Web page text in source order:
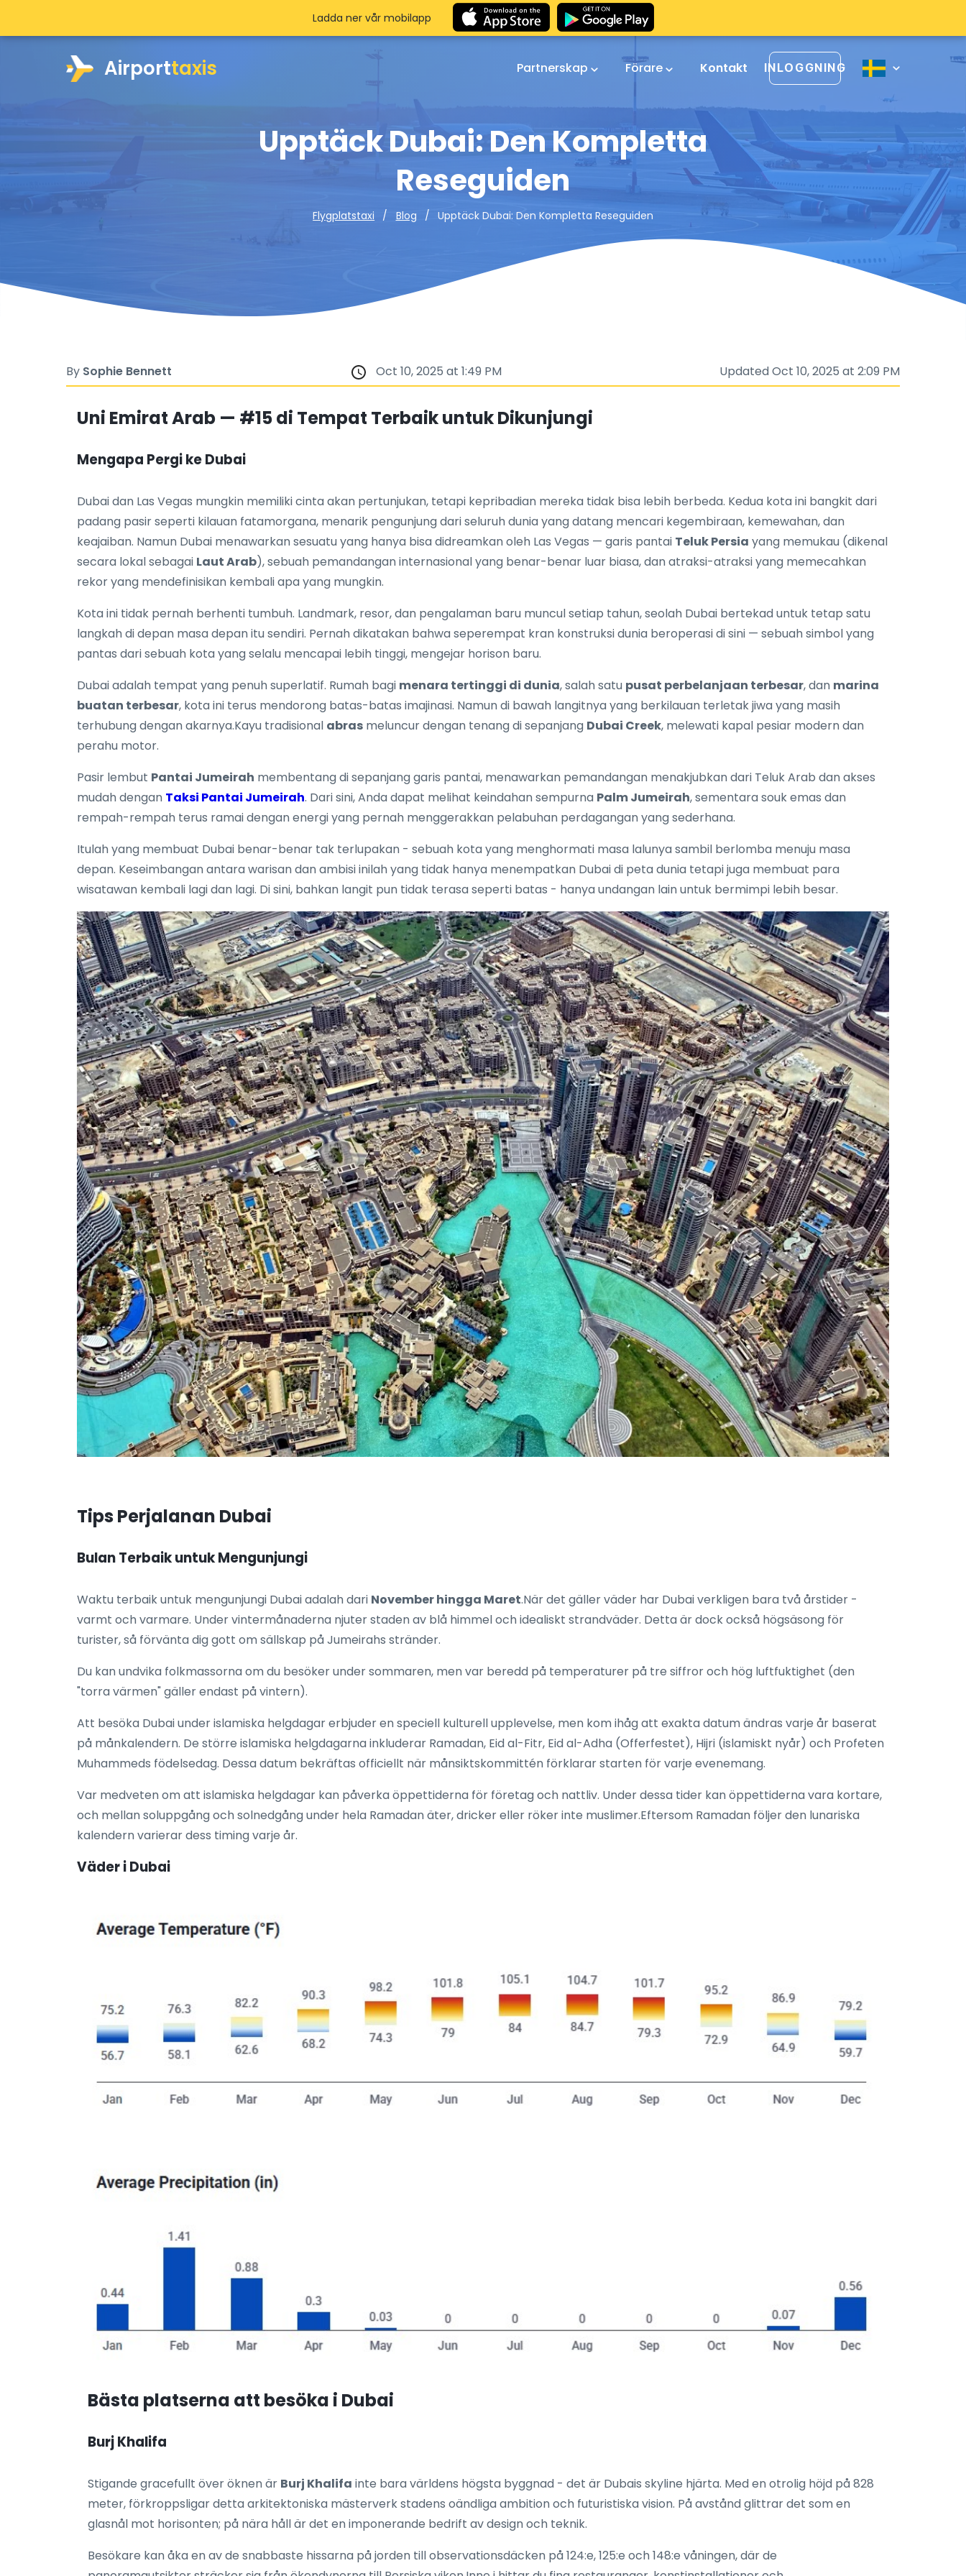
Airporttaxis Partnerskap Förare Kontakt INLOGGNING
Upptäck Dubai: Den Kompletta
Reseguiden
Flygplatstaxi Blog Upptäck Dubai: Den Kompletta Reseguiden
Ladda ner vår mobilapp
By Sophie Bennett Oct 10, 2025 at 1:49 PM Updated Oct 10, 2025 at 2:09 PM
Uni Emirat Arab — #15 di Tempat Terbaik untuk Dikunjungi
Mengapa Pergi ke Dubai
Dubai dan Las Vegas mungkin memiliki cinta akan pertunjukan, tetapi kepribadian mereka tidak bisa lebih berbeda. Kedua kota ini bangkit dari
padang pasir seperti kilauan fatamorgana, menarik pengunjung dari seluruh dunia yang datang mencari kegembiraan, kemewahan, dan
keajaiban. Namun Dubai menawarkan sesuatu yang hanya bisa didreamkan oleh Las Vegas — garis pantai Teluk Persia yang memukau (dikenal
secara lokal sebagai Laut Arab), sebuah pemandangan internasional yang benar-benar luar biasa, dan atraksi-atraksi yang memecahkan
rekor yang mendefinisikan kembali apa yang mungkin.
Kota ini tidak pernah berhenti tumbuh. Landmark, resor, dan pengalaman baru muncul setiap tahun, seolah Dubai bertekad untuk tetap satu
langkah di depan masa depan itu sendiri. Pernah dikatakan bahwa seperempat kran konstruksi dunia beroperasi di sini — sebuah simbol yang
pantas dari sebuah kota yang selalu mencapai lebih tinggi, mengejar horison baru.
Dubai adalah tempat yang penuh superlatif. Rumah bagi menara tertinggi di dunia, salah satu pusat perbelanjaan terbesar, dan marina
buatan terbesar, kota ini terus mendorong batas-batas imajinasi. Namun di bawah langitnya yang berkilauan terletak jiwa yang masih
terhubung dengan akarnya.Kayu tradisional abras meluncur dengan tenang di sepanjang Dubai Creek, melewati kapal pesiar modern dan
perahu motor.
Pasir lembut Pantai Jumeirah membentang di sepanjang garis pantai, menawarkan pemandangan menakjubkan dari Teluk Arab dan akses
mudah dengan Taksi Pantai Jumeirah. Dari sini, Anda dapat melihat keindahan sempurna Palm Jumeirah, sementara souk emas dan
rempah-rempah terus ramai dengan energi yang pernah menggerakkan pelabuhan perdagangan yang sederhana.
Itulah yang membuat Dubai benar-benar tak terlupakan - sebuah kota yang menghormati masa lalunya sambil berlomba menuju masa
depan. Keseimbangan antara warisan dan ambisi inilah yang tidak hanya menempatkan Dubai di peta dunia tetapi juga membuat para
wisatawan kembali lagi dan lagi. Di sini, bahkan langit pun tidak terasa seperti batas - hanya undangan lain untuk bermimpi lebih besar.
Tips Perjalanan Dubai
Bulan Terbaik untuk Mengunjungi
Waktu terbaik untuk mengunjungi Dubai adalah dari November hingga Maret.När det gäller väder har Dubai verkligen bara två årstider -
varmt och varmare. Under vintermånaderna njuter staden av blå himmel och idealiskt strandväder. Detta är dock också högsäsong för
turister, så förvänta dig gott om sällskap på Jumeirahs stränder.
Du kan undvika folkmassorna om du besöker under sommaren, men var beredd på temperaturer på tre siffror och hög luftfuktighet (den
"torra värmen" gäller endast på vintern).
Att besöka Dubai under islamiska helgdagar erbjuder en speciell kulturell upplevelse, men kom ihåg att exakta datum ändras varje år baserat
på månkalendern. De större islamiska helgdagarna inkluderar Ramadan, Eid al-Fitr, Eid al-Adha (Offerfestet), Hijri (islamiskt nyår) och Profeten
Muhammeds födelsedag. Dessa datum bekräftas officiellt när månsiktskommittén förklarar starten för varje evenemang.
Var medveten om att islamiska helgdagar kan påverka öppettiderna för företag och nattliv. Under dessa tider kan öppettiderna vara kortare,
och mellan soluppgång och solnedgång under hela Ramadan äter, dricker eller röker inte muslimer.Eftersom Ramadan följer den lunariska
kalendern varierar dess timing varje år.
Väder i Dubai
Bästa platserna att besöka i Dubai
Burj Khalifa
Stigande gracefullt över öknen är Burj Khalifa inte bara världens högsta byggnad - det är Dubais skyline hjärta. Med en otrolig höjd på 828
meter, förkroppsligar detta arkitektoniska mästerverk stadens oändliga ambition och futuristiska vision. På avstånd glittrar det som en
glasnål mot horisonten; på nära håll är det en imponerande bedrift av design och teknik.
Besökare kan åka en av de snabbaste hissarna på jorden till observationsdäcken på 124:e, 125:e och 148:e våningen, där de